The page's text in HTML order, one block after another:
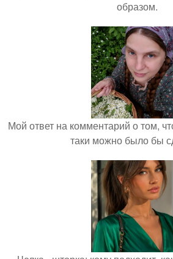
образом.
Мой ответ на комментарий о том,
таки можно было бы